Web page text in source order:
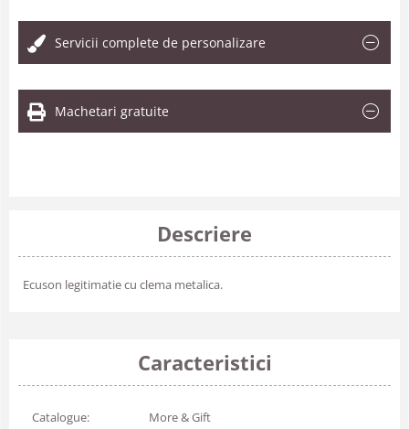
Servicii complete de personalizare
Machetari gratuite
Descriere
Ecuson legitimatie cu clema metalica.
Caracteristici
Catalogue: More & Gift